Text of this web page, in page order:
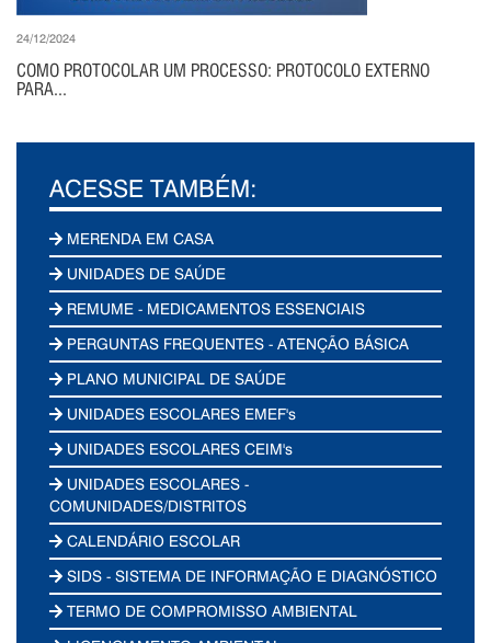
24/12/2024
COMO PROTOCOLAR UM PROCESSO: PROTOCOLO EXTERNO
PARA...
ACESSE TAMBÉM:
MERENDA EM CASA
UNIDADES DE SAÚDE
REMUME - MEDICAMENTOS ESSENCIAIS
PERGUNTAS FREQUENTES - ATENÇÃO BÁSICA
PLANO MUNICIPAL DE SAÚDE
UNIDADES ESCOLARES EMEF's
UNIDADES ESCOLARES CEIM's
UNIDADES ESCOLARES -
COMUNIDADES/DISTRITOS
CALENDÁRIO ESCOLAR
SIDS - SISTEMA DE INFORMAÇÃO E DIAGNÓSTICO
TERMO DE COMPROMISSO AMBIENTAL